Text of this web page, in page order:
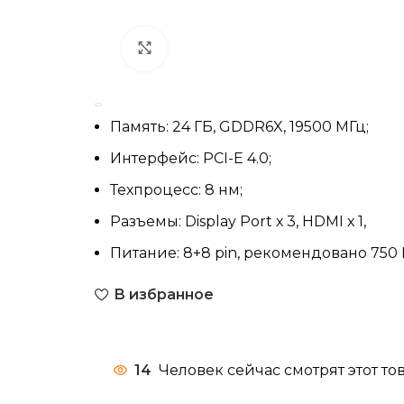
Память: 24 ГБ, GDDR6X, 19500 МГц;
Интерфейс: PCI-E 4.0;
Техпроцесс: 8 нм;
Разъемы: Display Port х 3, HDMI х 1,
Питание: 8+8 pin, рекомендовано 750
В избранное
14 Человек сейчас смотрят этот